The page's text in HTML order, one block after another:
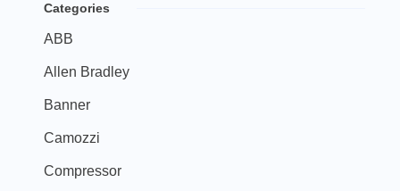
Categories
ABB
Allen Bradley
Banner
Camozzi
Compressor